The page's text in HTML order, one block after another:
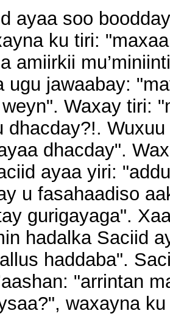
ayaa soo
ku tiri:
amiirkii
ugu jawaabay:
Waxay tiri:
dhacday?!.
dhacday".
ayaa yiri:
u fasahaadiso
gurigayaga".
hadalka Saciid
haddaba".
"arrintan
waxayna